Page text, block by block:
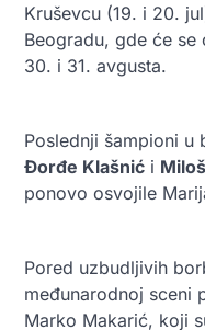
Kruševcu (19. i 20.
Beogradu, gde će
30. i 31. avgusta.
Poslednji šampioni u
Đorđe Klašnić i
ponovo osvojile
Pored uzbudljivih
međunarodnoj sceni
Marko Makarić, koji